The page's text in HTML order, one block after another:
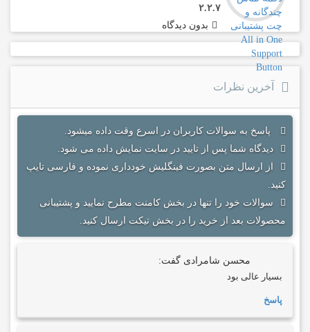
۲.۲.۷
بدون دیدگاه
آخرین نظرات
پاسخ به سوالات کاربران در اسرع وقت داده میشود.
دیدگاه شما پس از تایید در سایت نمایش داده می شود.
از ارسال متن بصورت فینگلیش خودداری نموده و فارسی تایپ
کنید.
سوالات خود را تنها در بخش کامنت مطرح نمایید و پشتیبانی
محصولات بعد از خرید را در بخش تیکت ارسال کنید.
محسن شامرادی گفت:
بسیار عالی بود
پاسخ